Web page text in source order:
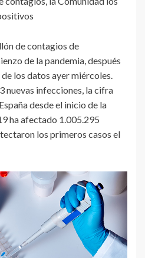
de contagios de
de la pandemia, después
los datos ayer miércoles.
nuevas infecciones, la cifra
desde el inicio de la
ha afectado 1.005.295
los primeros casos el